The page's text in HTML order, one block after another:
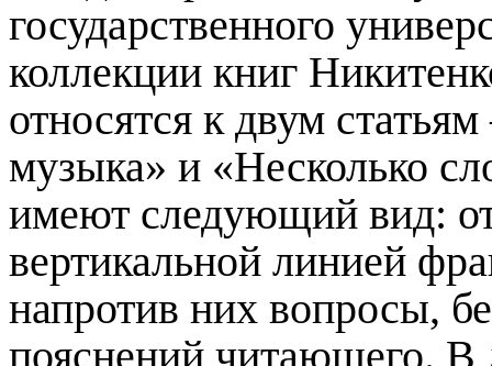
государственного
коллекции книг
относятся к двум
музыка» и «Несколько
имеют следующий вид:
вертикальной линией
напротив них вопросы,
пояснений читающего. В